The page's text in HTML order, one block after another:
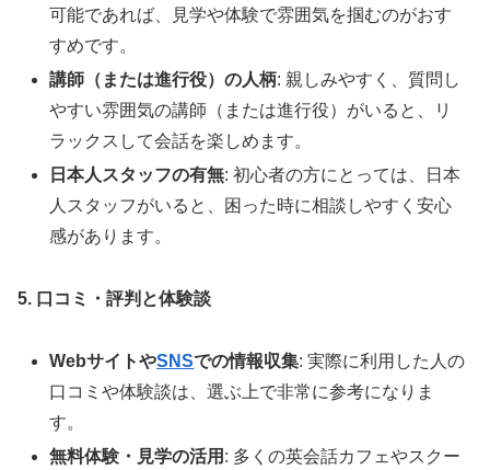
可能であれば、見学や体験で雰囲気を掴むのがおす
すめです。
講師（または進行役）の人柄: 親しみやすく、質問し
やすい雰囲気の講師（または進行役）がいると、リ
ラックスして会話を楽しめます。
日本人スタッフの有無: 初心者の方にとっては、日本
人スタッフがいると、困った時に相談しやすく安心
感があります。
5. 口コミ・評判と体験談
WebサイトやSNSでの情報収集: 実際に利用した人の
口コミや体験談は、選ぶ上で非常に参考になりま
す。
無料体験・見学の活用 : 多くの英会話カフェやスクー